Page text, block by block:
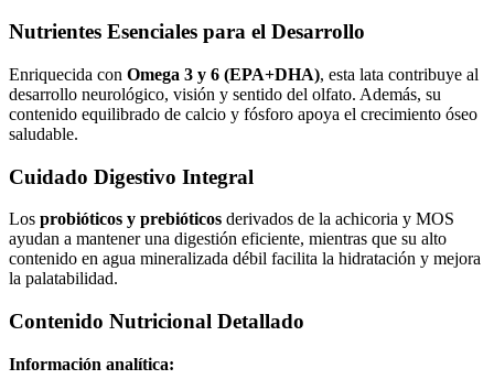
Nutrientes Esenciales para el Desarrollo
Enriquecida con Omega 3 y 6 (EPA+DHA), esta lata contribuye al
desarrollo neurológico, visión y sentido del olfato. Además, su
contenido equilibrado de calcio y fósforo apoya el crecimiento óseo
saludable.
Cuidado Digestivo Integral
Los probióticos y prebióticos derivados de la achicoria y MOS
ayudan a mantener una digestión eficiente, mientras que su alto
contenido en agua mineralizada débil facilita la hidratación y mejora
la palatabilidad.
Contenido Nutricional Detallado
Información analítica: